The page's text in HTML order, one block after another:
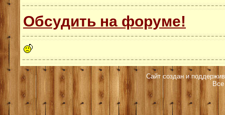
Обсудить на форуме!
Сайт создан и